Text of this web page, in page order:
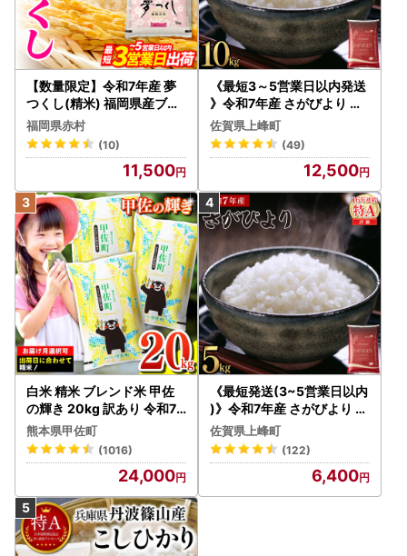
【数量限定】令和7年産 夢
つくし(精米) 福岡県産ブラ
ンド米 10kg (品番:3X11R7)
福岡県赤村
(10)
11,500
《最短3～5営業日以内発送
》令和7年産 さがびより 佐
賀県産（精米）10kg
佐賀県上峰町
(49)
12,500
白米 精米 ブレンド米 甲佐
の輝き 20kg 訳あり 令和7
年産 【価格改定ZS】
熊本県甲佐町
(1016)
24,000
《最短発送(3~5営業日以内
)》令和7年産 さがびより 佐
賀県産（精米）5kg
佐賀県上峰町
(122)
6,400